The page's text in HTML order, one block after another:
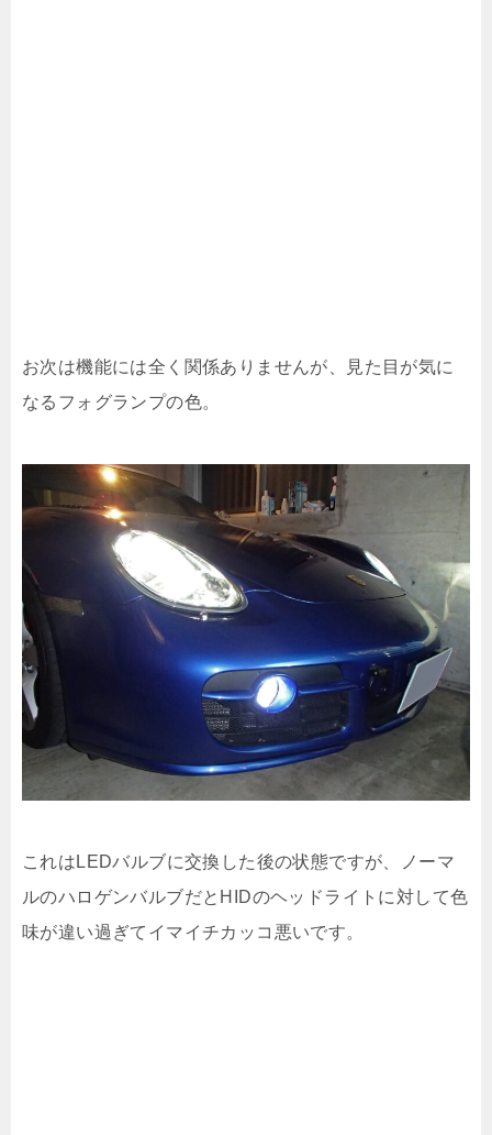
お次は機能には全く関係ありませんが、見た目が気に
なるフォグランプの色。
これはLEDバルブに交換した後の状態ですが、ノーマ
ルのハロゲンバルブだとHIDのヘッドライトに対して色
味が違い過ぎてイマイチカッコ悪いです。